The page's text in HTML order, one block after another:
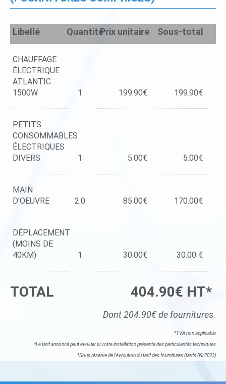
Libellé QuantitéPrix unitaire Sous-total
CHAUFFAGE
ÉLECTRIQUE
ATLANTIC
1500W
1 199.90€ 199.90€
PETITS
CONSOMMABLES
ÉLECTRIQUES
DIVERS
1 5.00€ 5.00€
MAIN
D'OEUVRE
2.0 85.00€ 170.00€
DÉPLACEMENT
(MOINS DE
40KM)
1 30.00€ 30.00 €
TOTAL 404.90€ HT*
Dont 204.90€ de fournitures.
*TVA non applicable
*Le tarif annoncé peut évoluer si votre installation présente des particularités techniques
*Sous réserve de l'évolution du tarif des fournitures (tarifs 09/2023)